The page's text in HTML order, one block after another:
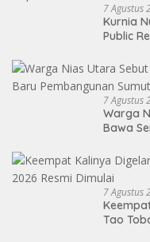
7 Agustus
Kurnia
Public
7 Agustus
Warga
Bawa
7 Agustus
Tao